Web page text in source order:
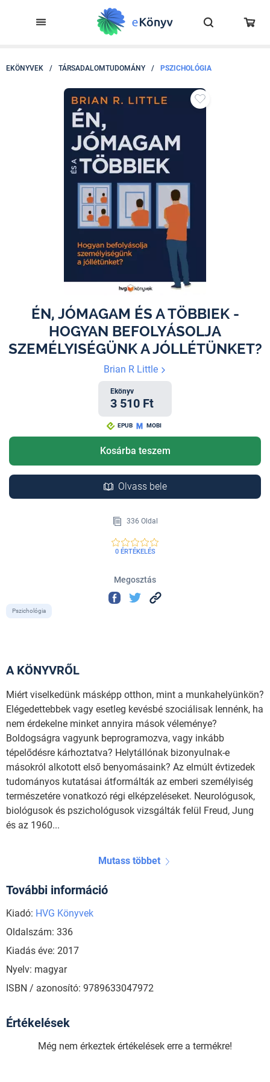
EKÖNYVEK / TÁRSADALOMTUDOMÁNY / PSZICHOLÓGIA
ÉN, JÓMAGAM ÉS A TÖBBIEK -
HOGYAN BEFOLYÁSOLJA
SZEMÉLYISÉGÜNK A JÓLLÉTÜNKET?
Brian R Little
Ekönyv
3 510 Ft
EPUB MOBI
Kosárba teszem
Olvass bele
336 Oldal
0 ÉRTÉKELÉS
Megosztás
Pszichológia
A KÖNYVRŐL
Miért viselkedünk másképp otthon, mint a munkahelyünkön?
Elégedettebbek vagy esetleg kevésbé szociálisak lennénk, ha
nem érdekelne minket annyira mások véleménye?
Boldogságra vagyunk beprogramozva, vagy inkább
tépelődésre kárhoztatva? Helytállónak bizonyulnak-e
másokról alkotott első benyomásaink? Az elmúlt évtizedek
tudományos kutatásai átformálták az emberi személyiség
természetére vonatkozó régi elképzeléseket. Neurológusok,
biológusok és pszichológusok vizsgálták felül Freud, Jung
és az 1960...
Mutass többet
További információ
Kiadó: HVG Könyvek
Oldalszám: 336
Kiadás éve: 2017
Nyelv: magyar
ISBN / azonosító: 9789633047972
Értékelések
Még nem érkeztek értékelések erre a termékre!